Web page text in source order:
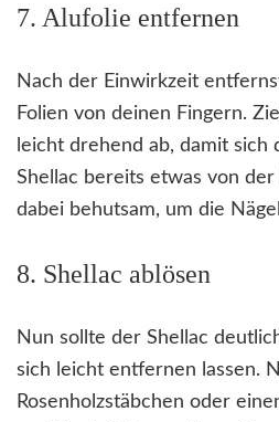
7. Alufolie entfernen
Nach der Einwirkzeit
Folien von deinen Fingern.
leicht drehend ab, damit sich
Shellac bereits etwas von
dabei behutsam, um die
8. Shellac ablösen
Nun sollte der Shellac
sich leicht entfernen lassen.
Rosenholzstäbchen oder